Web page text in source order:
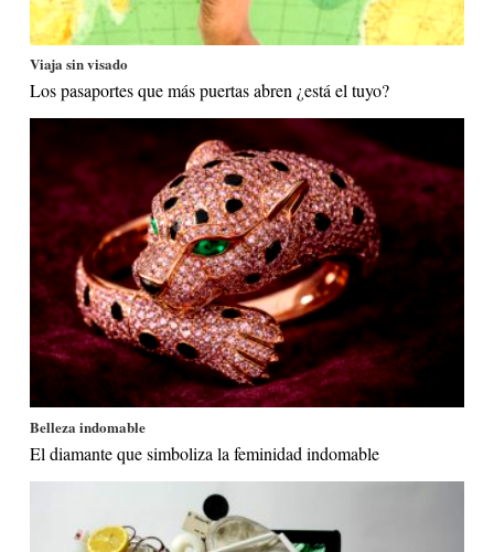
Viaja sin visado
Los pasaportes que más puertas abren ¿está el tuyo?
Belleza indomable
El diamante que simboliza la feminidad indomable